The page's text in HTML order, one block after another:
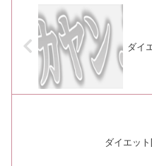
ダイ
ダイエッ